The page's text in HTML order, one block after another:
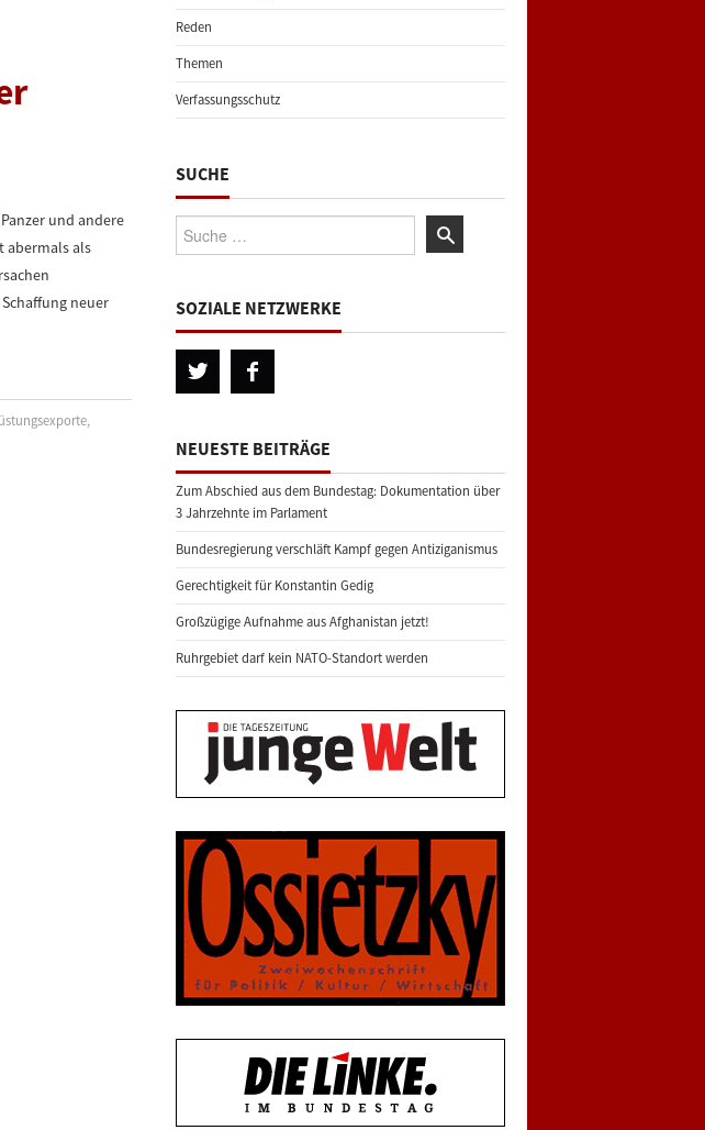
und andere
abermals als
neuer
,
Reden
Themen
Verfassungsschutz
SUCHE
Suche:
SOZIALE NETZWERKE
NEUESTE BEITRÄGE
Zum Abschied aus dem Bundestag: Dokumentation über
3 Jahrzehnte im Parlament
Bundesregierung verschläft Kampf gegen Antiziganismus
Gerechtigkeit für Konstantin Gedig
Großzügige Aufnahme aus Afghanistan jetzt!
Ruhrgebiet darf kein NATO-Standort werden